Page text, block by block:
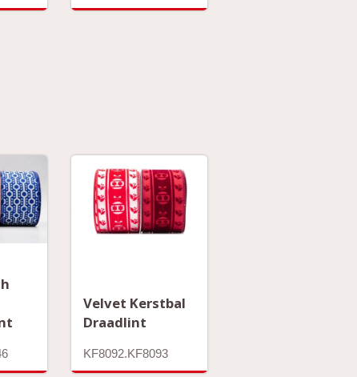
Velvet Kerstbal
Draadlint
KF8092.KF8093